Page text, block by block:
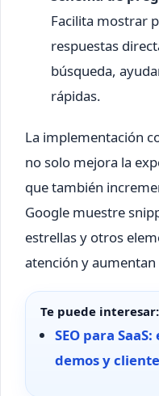
Facilita mostrar
respuestas
búsqueda,
rápidas.
La implementación
no solo mejora la
que también
Google muestre
estrellas y otros
atención y aumentan
Te puede interesar:
SEO para
demos y